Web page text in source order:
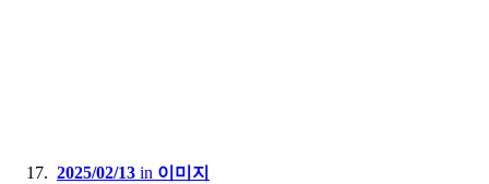
2025/02/13 in 이미지